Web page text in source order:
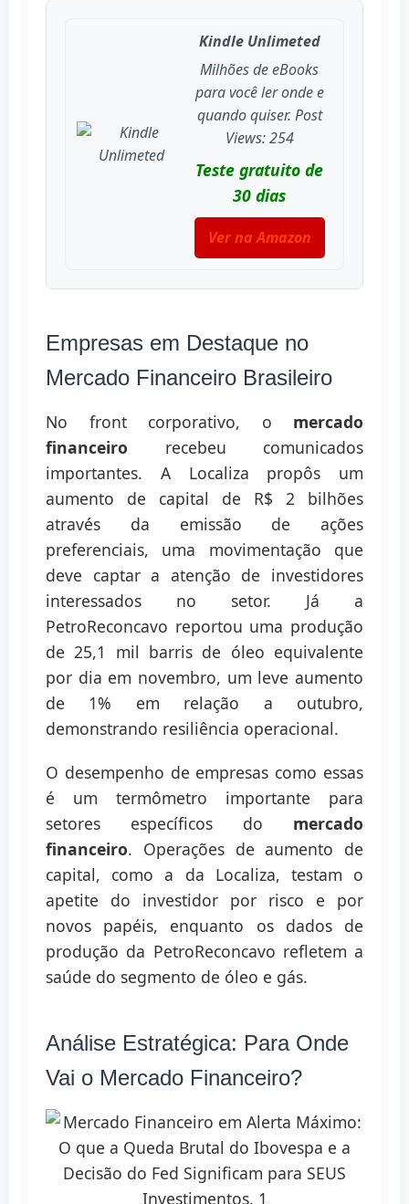
Kindle Unlimeted
Milhões de eBooks
para você ler onde e
quando quiser. Post
Views: 254
Teste gratuito de
30 dias
Ver na Amazon
Empresas em Destaque no
Mercado Financeiro Brasileiro
No front corporativo, o mercado
financeiro recebeu comunicados
importantes. A Localiza propôs um
aumento de capital de R$ 2 bilhões
através da emissão de ações
preferenciais, uma movimentação que
deve captar a atenção de investidores
interessados no setor. Já a
PetroReconcavo reportou uma produção
de 25,1 mil barris de óleo equivalente
por dia em novembro, um leve aumento
de 1% em relação a outubro,
demonstrando resiliência operacional.
O desempenho de empresas como essas
é um termômetro importante para
setores específicos do mercado
financeiro. Operações de aumento de
capital, como a da Localiza, testam o
apetite do investidor por risco e por
novos papéis, enquanto os dados de
produção da PetroReconcavo refletem a
saúde do segmento de óleo e gás.
Análise Estratégica: Para Onde
Vai o Mercado Financeiro?